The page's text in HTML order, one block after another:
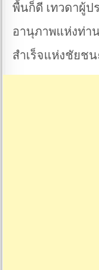
พื้นก็ดี เทวดาผู้ป
อานุภาพแห่งท่า
สำเร็จแห่งชัยช